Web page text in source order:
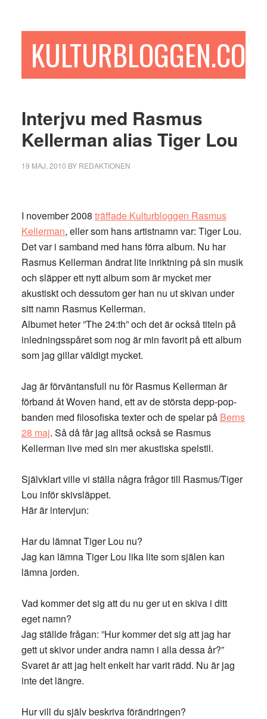
sidofältetKULTURBLOGGEN.COM
Interjvu med Rasmus
Kellerman alias Tiger Lou
19 MAJ, 2010 BY REDAKTIONEN
I november 2008 träffade Kulturbloggen Rasmus
Kellerman, eller som hans artistnamn var: Tiger Lou.
Det var i samband med hans förra album. Nu har
Rasmus Kellerman ändrat lite inriktning på sin musik
och släpper ett nytt album som är mycket mer
akustiskt och dessutom ger han nu ut skivan under
sitt namn Rasmus Kellerman.
Albumet heter ”The 24:th” och det är också titeln på
inledningsspåret som nog är min favorit på ett album
som jag gillar väldigt mycket.
Jag är förväntansfull nu för Rasmus Kellerman är
förband åt Woven hand, ett av de största depp-pop-
banden med filosofiska texter och de spelar på Berns
28 maj. Så då får jag alltså också se Rasmus
Kellerman live med sin mer akustiska spelstil.
Självklart ville vi ställa några frågor till Rasmus/Tiger
Lou inför skivsläppet.
Här är intervjun:
Har du lämnat Tiger Lou nu?
Jag kan lämna Tiger Lou lika lite som själen kan
lämna jorden.
Vad kommer det sig att du nu ger ut en skiva i ditt
eget namn?
Jag ställde frågan: ”Hur kommer det sig att jag har
gett ut skivor under andra namn i alla dessa år?”
Svaret är att jag helt enkelt har varit rädd. Nu är jag
inte det längre.
Hur vill du själv beskriva förändringen?